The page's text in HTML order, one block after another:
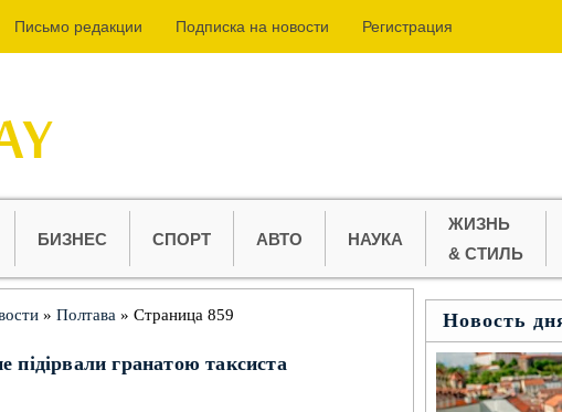
Письмо редакции Подпиcка на новости Регистрация
БИЗНЕС СПОРТ АВТО НАУКА
ЖИЗНЬ
& СТИЛЬ
»Полтава » Страница 859
підірвали гранатою таксиста
Новость